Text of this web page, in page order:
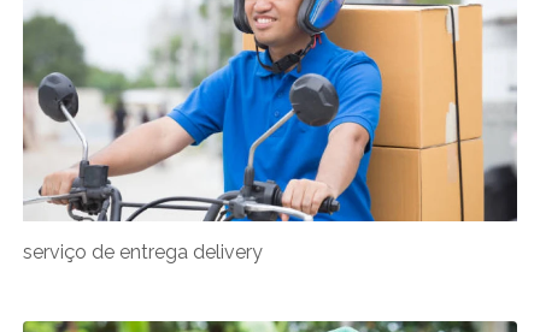
serviço de entrega delivery